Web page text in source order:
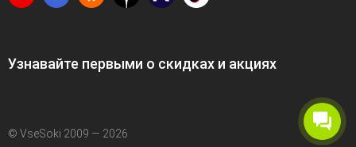
Узнавайте первыми о скидках и акциях
© VseSoki 2009 — 2026